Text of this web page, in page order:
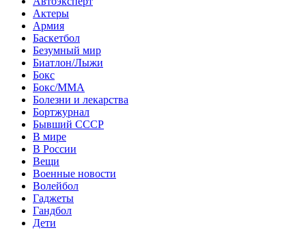
Актеры
Армия
Баскетбол
Безумный мир
Биатлон/Лыжи
Бокс
Бокс/MMA
Болезни и лекарства
Бортжурнал
Бывший СССР
В мире
В России
Вещи
Военные новости
Волейбол
Гаджеты
Гандбол
Дети